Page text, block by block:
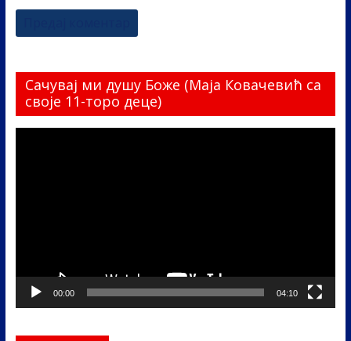
Сачувај ми душу Боже (Маја Ковачевић са
своје 11-торо деце)
00:00 04:10